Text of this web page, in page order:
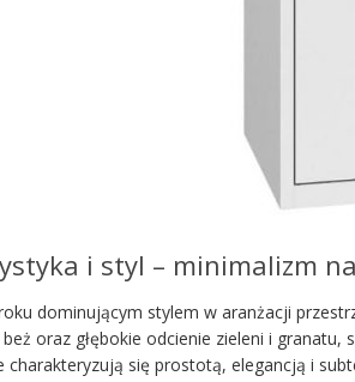
i styl – minimalizm
dominującym stylem w aranżacji
oraz głębokie odcienie zieleni i
charakteryzują się prostotą, elegancją i